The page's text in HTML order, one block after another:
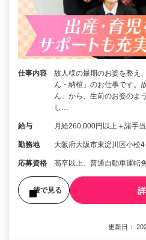
仕事内容
故人様の最期のお姿を整え
ん・納棺」のお仕事です。
ん」から、生前のお姿のよ
し…
給与 月給260,000円以上＋諸手当
勤務地 大阪府大阪市東淀川区小松
応募資格 高卒以上、普通自動車運転
後で見る
更新日：